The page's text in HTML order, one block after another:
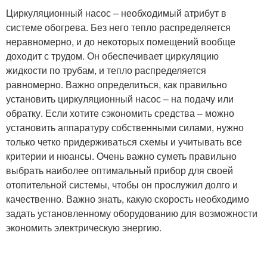
Циркуляционный насос – необходимый атрибут в
системе обогрева. Без него тепло распределяется
неравномерно, и до некоторых помещений вообще
доходит с трудом. Он обеспечивает циркуляцию
жидкости по трубам, и тепло распределяется
равномерно. Важно определиться, как правильно
установить циркуляционный насос – на подачу или
обратку. Если хотите сэкономить средства – можно
установить аппаратуру собственными силами, нужно
только четко придерживаться схемы и учитывать все
критерии и нюансы. Очень важно суметь правильно
выбрать наиболее оптимальный прибор для своей
отопительной системы, чтобы он прослужил долго и
качественно. Важно знать, какую скорость необходимо
задать установленному оборудованию для возможности
экономить электрическую энергию.